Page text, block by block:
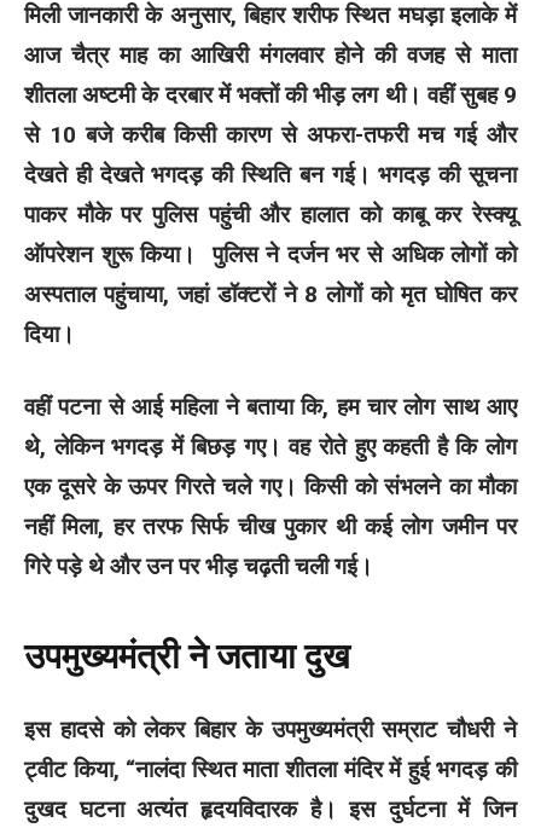
मिली जानकारी के अनुसार, बिहार शरीफ स्थित मघड़ा इलाके में
आज चैत्र माह का आखिरी मंगलवार होने की वजह से माता
शीतला अष्टमी के दरबार में भक्तों की भीड़ लग थी। वहीं सुबह 9
से 10 बजे करीब किसी कारण से अफरा-तफरी मच गई और
देखते ही देखते भगदड़ की स्थिति बन गई। भगदड़ की सूचना
पाकर मौके पर पुलिस पहुंची और हालात को काबू कर रेस्क्यू
ऑपरेशन शुरू किया। पुलिस ने दर्जन भर से अधिक लोगों को
अस्पताल पहुंचाया, जहां डॉक्टरों ने 8 लोगों को मृत घोषित कर
दिया।
वहीं पटना से आई महिला ने बताया कि, हम चार लोग साथ आए
थे, लेकिन भगदड़ में बिछड़ गए। वह रोते हुए कहती है कि लोग
एक दूसरे के ऊपर गिरते चले गए। किसी को संभलने का मौका
नहीं मिला, हर तरफ सिर्फ चीख पुकार थी कई लोग जमीन पर
गिरे पड़े थे और उन पर भीड़ चढ़ती चली गई।
उपमुख्यमंत्री ने जताया दुख
इस हादसे को लेकर बिहार के उपमुख्यमंत्री सम्राट चौधरी ने
ट्वीट किया, “नालंदा स्थित माता शीतला मंदिर में हुई भगदड़ की
दुखद घटना अत्यंत हृदयविदारक है। इस दुर्घटना में जिन